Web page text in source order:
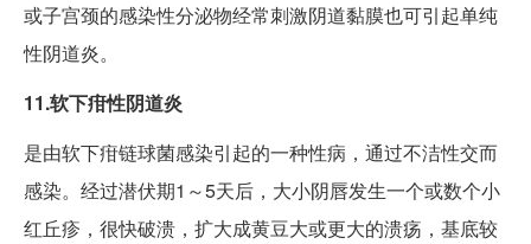
或子宫颈的感染性分泌物经常刺激阴道黏膜也可引起单纯
性阴道炎。
11.软下疳性阴道炎
是由软下疳链球菌感染引起的一种性病，通过不洁性交而
感染。经过潜伏期1～5天后，大小阴唇发生一个或数个小
红丘疹，很快破溃，扩大成黄豆大或更大的溃疡，基底较